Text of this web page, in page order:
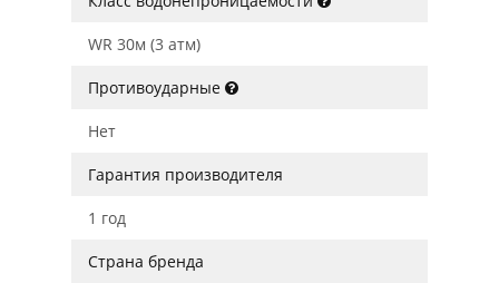
WR 30м (3 атм)
Противоударные
Нет
Гарантия производителя
1 год
Страна бренда